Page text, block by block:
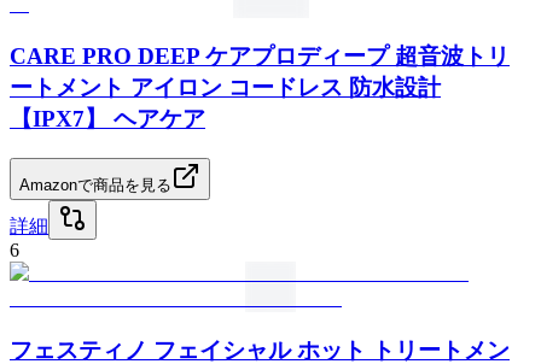
CARE PRO DEEP ケアプロディープ 超音波トリ
ートメント アイロン コードレス 防水設計
【IPX7】 ヘアケア
Amazonで商品を見る
詳細
6
フェスティノ フェイシャル ホット トリートメン